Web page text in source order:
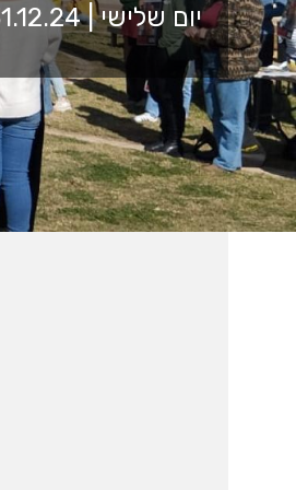
יום שלישי | 31.12.24 | 11:45 - 12:30 | הכיכר המרכזית